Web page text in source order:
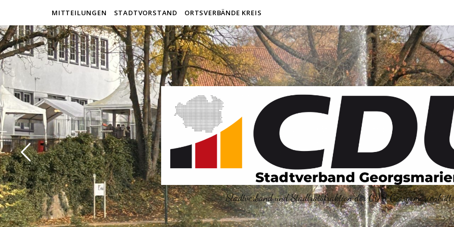
MITTEILUNGEN STADTVORSTAND ORTSVERBÄNDE KREIS
Stadtverband und Stadtratsfraktion der CDU